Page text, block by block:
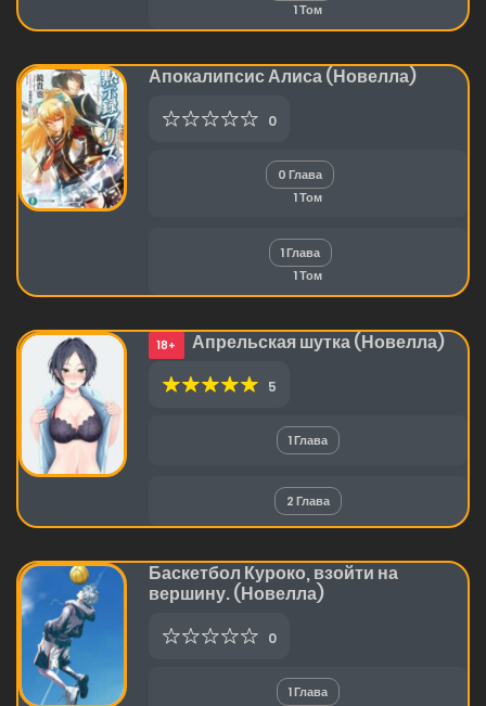
1 Том
Апокалипсис Алиса (Новелла)
0
0 Глава
1 Том
1 Глава
1 Том
18+ Апрельская шутка (Новелла)
5
1 Глава
2 Глава
Баскетбол Куроко, взойти на
вершину. (Новелла)
0
1 Глава